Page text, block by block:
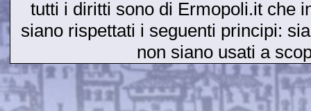
tutti i diritti sono di Ermopoli.it che
siano rispettati i seguenti principi:
non siano usati a